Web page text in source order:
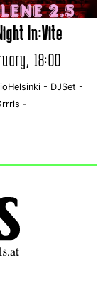
In:Vite
18:00
- DJSet -
-